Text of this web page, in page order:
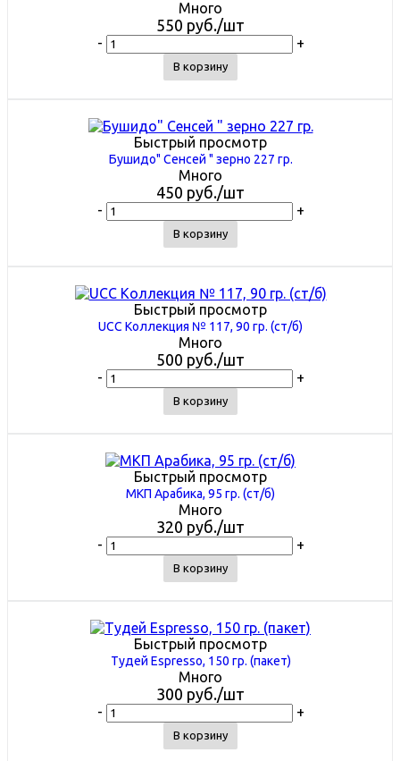
Много
550 руб./шт
- +
В корзину
Быстрый просмотр
Бушидо" Сенсей " зерно 227 гр.
Много
450 руб./шт
- +
В корзину
Быстрый просмотр
UCC Коллекция № 117, 90 гр. (ст/б)
Много
500 руб./шт
- +
В корзину
Быстрый просмотр
МКП Арабика, 95 гр. (ст/б)
Много
320 руб./шт
- +
В корзину
Быстрый просмотр
Тудей Espresso, 150 гр. (пакет)
Много
300 руб./шт
- +
В корзину